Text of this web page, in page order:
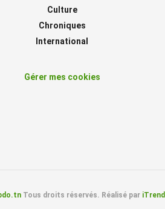
Culture
Chroniques
International
Gérer mes cookies
Tous droits réservés. Réalisé par iTrend